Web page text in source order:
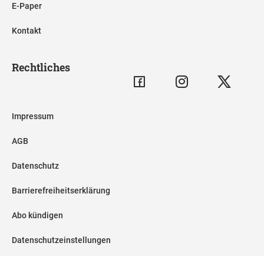
E-Paper
Kontakt
Rechtliches
Impressum
AGB
Datenschutz
Barrierefreiheitserklärung
Abo kündigen
Datenschutzeinstellungen